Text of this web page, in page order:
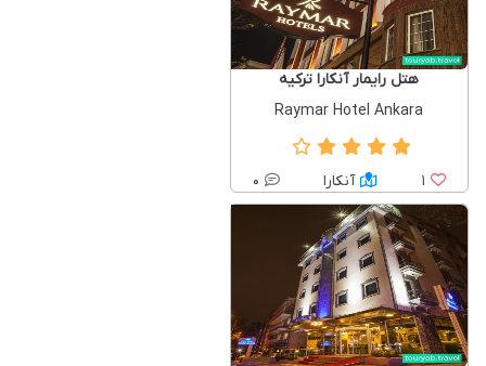
هتل رایمار آنکارا ترکیه
Raymar Hotel Ankara
1 آنکارا 0